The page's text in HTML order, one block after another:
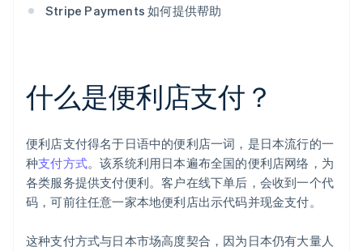
Stripe Payments 如何提供帮助
什么是便利店支付？
便利店支付得名于日语中的便利店一词，是日本流行的一
种支付方式。该系统利用日本遍布全国的便利店网络，为
各类服务提供支付便利。客户在线下单后，会收到一个代
码，可前往任意一家本地便利店出示代码并现金支付。
这种支付方式与日本市场高度契合，因为日本仍有大量人